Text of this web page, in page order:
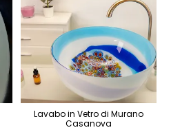
Lavabo in Vetro di Murano
Casanova